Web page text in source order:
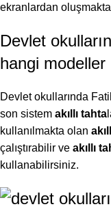
ekranlardan
Devlet
hangi modeller
Devlet okullarında
son sistem akıllı tahta
kullanılmakta olan
çalıştırabilir ve akıllı
kullanabilirsiniz.